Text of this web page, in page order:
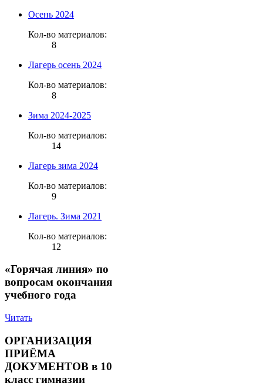
Осень 2024
Кол-во материалов:
8
Лагерь осень 2024
Кол-во материалов:
8
Зима 2024-2025
Кол-во материалов:
14
Лагерь зима 2024
Кол-во материалов:
9
Лагерь. Зима 2021
Кол-во материалов:
12
«Горячая линия» по
вопросам окончания
учебного года
Читать
ОРГАНИЗАЦИЯ
ПРИЁМА
ДОКУМЕНТОВ в 10
класс гимназии